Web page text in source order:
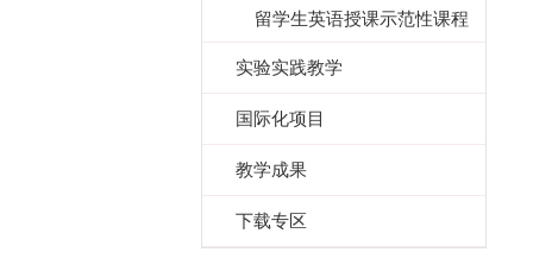
留学生英语授课示范性课程
实验实践教学
国际化项目
教学成果
下载专区